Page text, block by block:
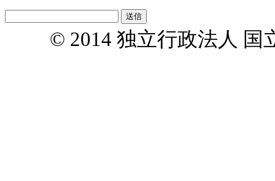
© 2014 独立行政法人 国